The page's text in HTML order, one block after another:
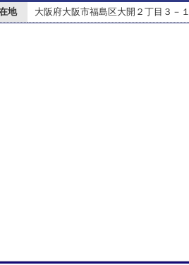
地
大阪府大阪市福島区大開２丁目３－１